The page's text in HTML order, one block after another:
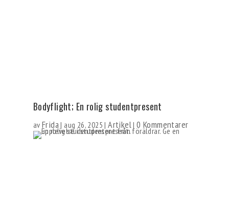
Bodyflight; En rolig studentpresent
av Frida | aug 26, 2025 |Artikel|0 Kommentarer